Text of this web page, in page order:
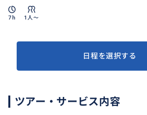
7h 1人〜
日程を選択する
ツアー・サービス内容